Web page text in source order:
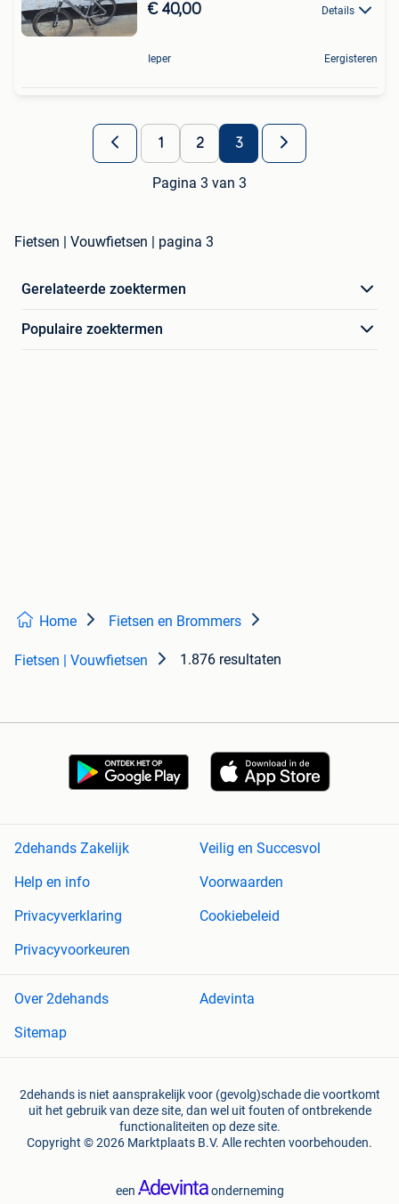
€ 40,00 Details
Ieper Eergisteren
1 2 3
Pagina 3 van 3
Fietsen | Vouwfietsen | pagina 3
Gerelateerde zoektermen
Populaire zoektermen
Home Fietsen en Brommers
Fietsen | Vouwfietsen 1.876 resultaten
2dehands Zakelijk
Veilig en Succesvol
Help en info
Voorwaarden
Privacyverklaring
Cookiebeleid
Privacyvoorkeuren
Over 2dehands
Adevinta
Sitemap
2dehands is niet aansprakelijk voor (gevolg)schade die voortkomt
uit het gebruik van deze site, dan wel uit fouten of ontbrekende
functionaliteiten op deze site.
Copyright © 2026 Marktplaats B.V. Alle rechten voorbehouden.
een onderneming